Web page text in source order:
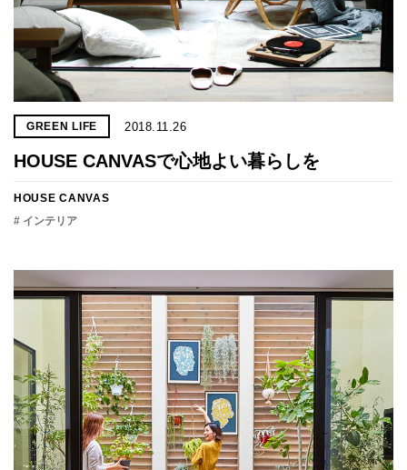
GREEN LIFE 2018.11.26
HOUSE CANVASで心地よい暮らしを
HOUSE CANVAS
# インテリア